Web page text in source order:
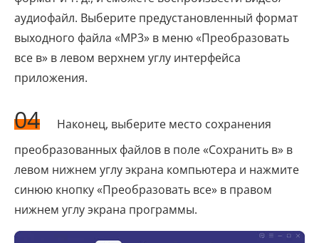
аудиофайл. Выберите предустановленный формат
выходного файла «MP3» в меню «Преобразовать
все в» в левом верхнем углу интерфейса
приложения.
04
Наконец, выберите место сохранения
преобразованных файлов в поле «Сохранить в» в
левом нижнем углу экрана компьютера и нажмите
синюю кнопку «Преобразовать все» в правом
нижнем углу экрана программы.